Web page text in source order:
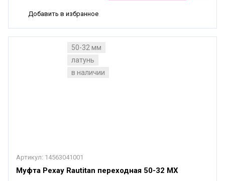
Добавить в избранное
50-32 мм
латунь
в наличии
Артикул: 14563041001
Муфта Рехау Rautitan переходная 50-32 MX